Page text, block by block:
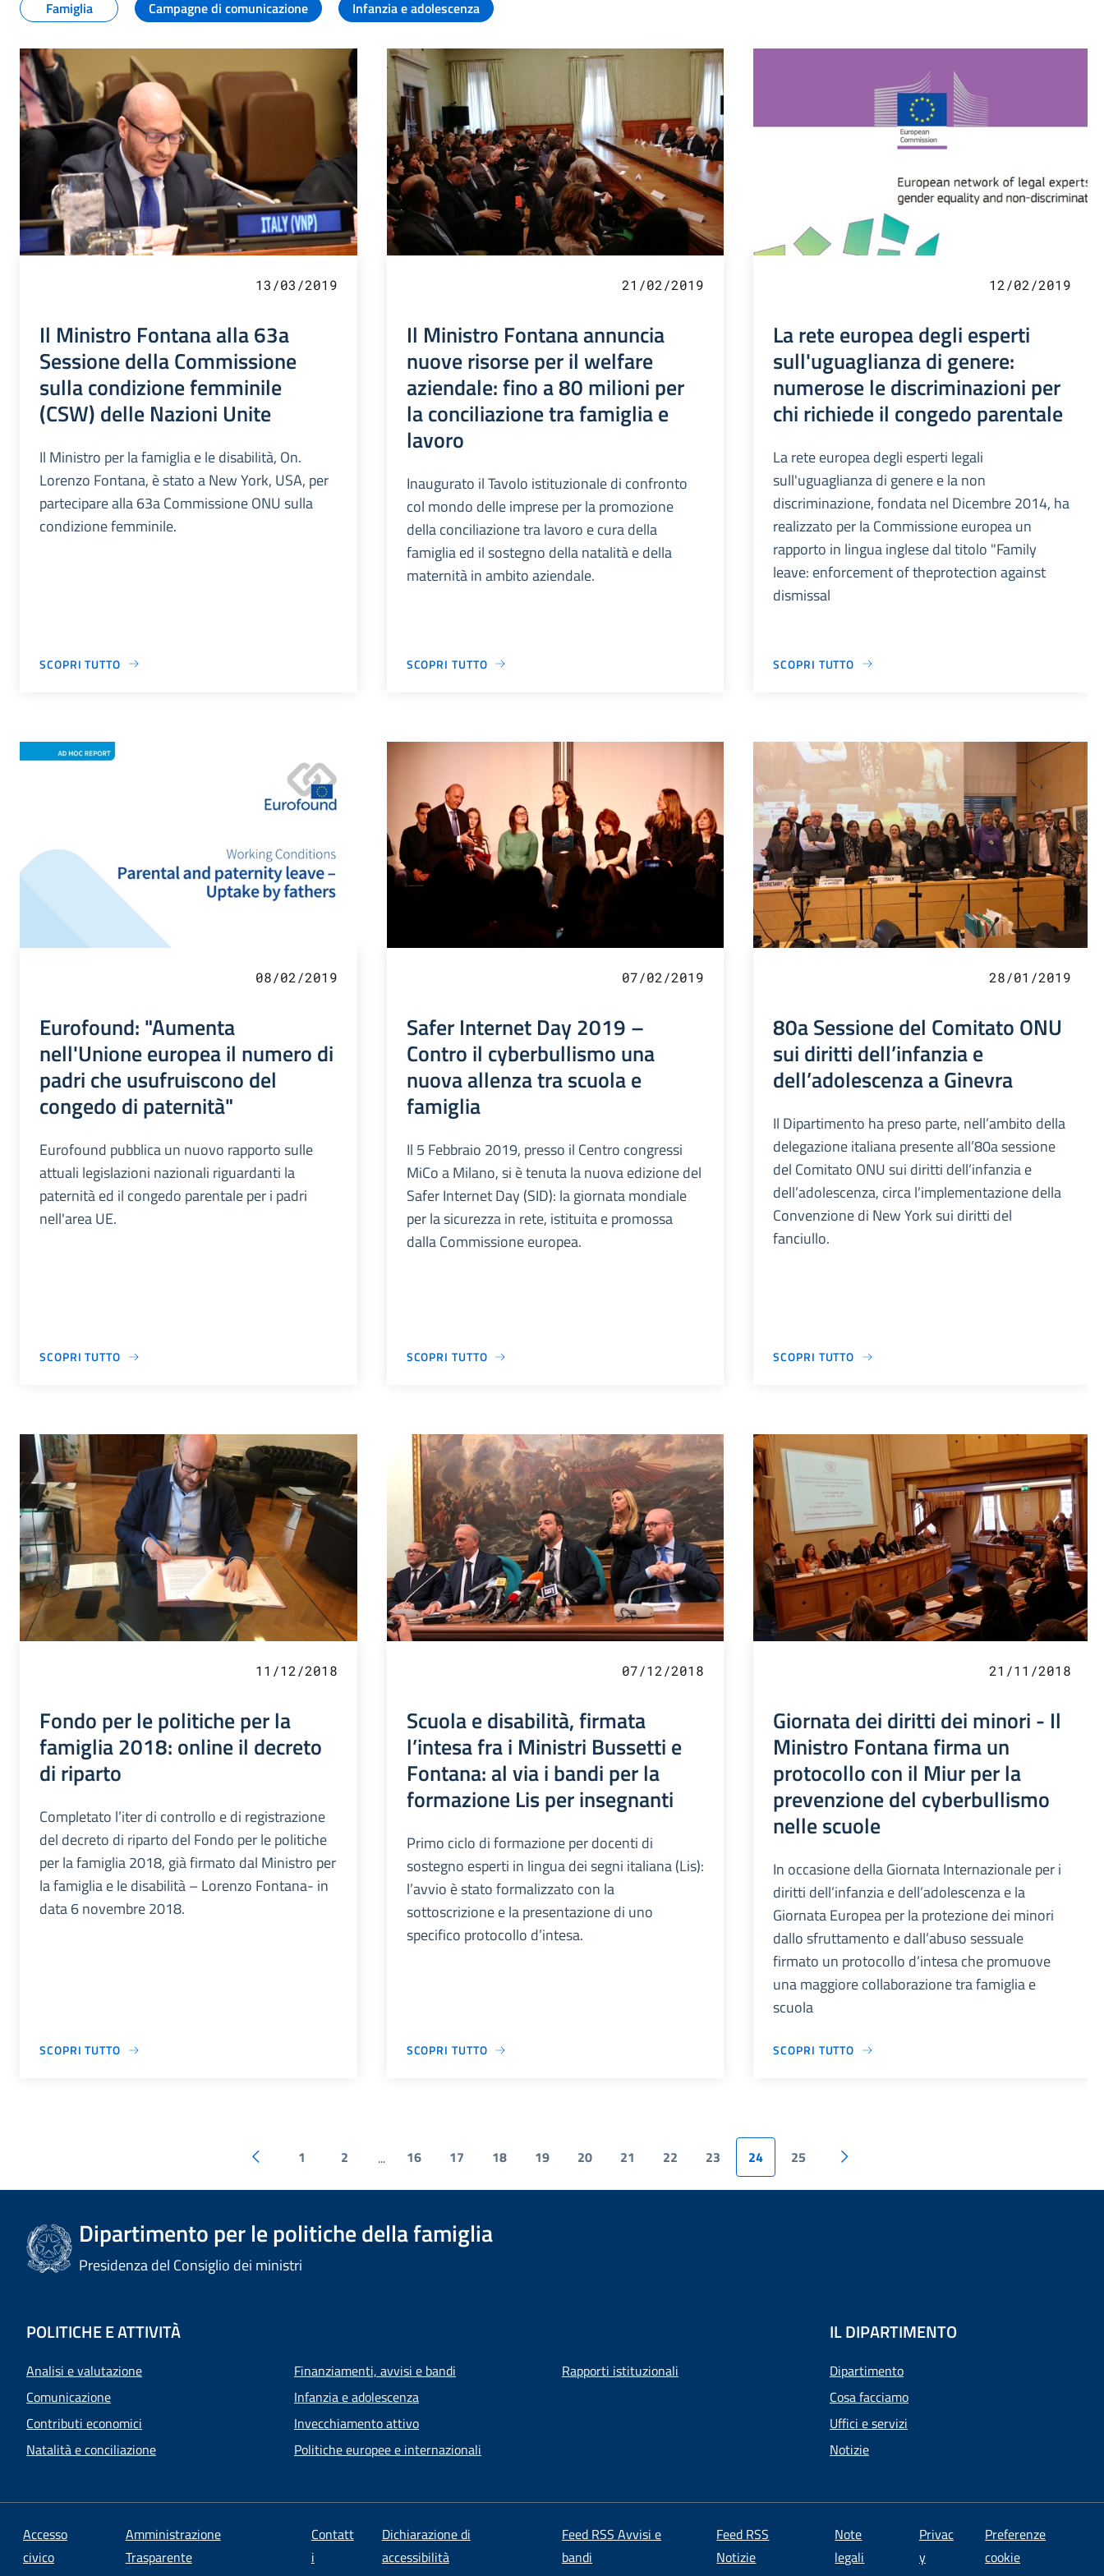
Famiglia
Campagne di comunicazione Infanzia e adolescenza
13/03/2019
Il Ministro Fontana alla 63a
Sessione della Commissione
sulla condizione femminile
(CSW) delle Nazioni Unite
Il Ministro per la famiglia e le disabilità, On.
Lorenzo Fontana, è stato a New York, USA, per
partecipare alla 63a Commissione ONU sulla
condizione femminile.
SCOPRI TUTTO
21/02/2019
Il Ministro Fontana annuncia
nuove risorse per il welfare
aziendale: fino a 80 milioni per
la conciliazione tra famiglia e
lavoro
Inaugurato il Tavolo istituzionale di confronto
col mondo delle imprese per la promozione
della conciliazione tra lavoro e cura della
famiglia ed il sostegno della natalità e della
maternità in ambito aziendale.
SCOPRI TUTTO
12/02/2019
La rete europea degli esperti
sull'uguaglianza di genere:
numerose le discriminazioni per
chi richiede il congedo parentale
La rete europea degli esperti legali
sull'uguaglianza di genere e la non
discriminazione, fondata nel Dicembre 2014, ha
realizzato per la Commissione europea un
rapporto in lingua inglese dal titolo "Family
leave: enforcement of theprotection against
dismissal
SCOPRI TUTTO
08/02/2019
Eurofound: "Aumenta
nell'Unione europea il numero di
padri che usufruiscono del
congedo di paternità"
Eurofound pubblica un nuovo rapporto sulle
attuali legislazioni nazionali riguardanti la
paternità ed il congedo parentale per i padri
nell'area UE.
SCOPRI TUTTO
07/02/2019
Safer Internet Day 2019 –
Contro il cyberbullismo una
nuova allenza tra scuola e
famiglia
Il 5 Febbraio 2019, presso il Centro congressi
MiCo a Milano, si è tenuta la nuova edizione del
Safer Internet Day (SID): la giornata mondiale
per la sicurezza in rete, istituita e promossa
dalla Commissione europea.
SCOPRI TUTTO
28/01/2019
80a Sessione del Comitato ONU
sui diritti dell’infanzia e
dell’adolescenza a Ginevra
Il Dipartimento ha preso parte, nell’ambito della
delegazione italiana presente all’80a sessione
del Comitato ONU sui diritti dell’infanzia e
dell’adolescenza, circa l’implementazione della
Convenzione di New York sui diritti del
fanciullo.
SCOPRI TUTTO
11/12/2018
Fondo per le politiche per la
famiglia 2018: online il decreto
di riparto
Completato l’iter di controllo e di registrazione
del decreto di riparto del Fondo per le politiche
per la famiglia 2018, già firmato dal Ministro per
la famiglia e le disabilità – Lorenzo Fontana- in
data 6 novembre 2018.
SCOPRI TUTTO
07/12/2018
Scuola e disabilità, firmata
l’intesa fra i Ministri Bussetti e
Fontana: al via i bandi per la
formazione Lis per insegnanti
Primo ciclo di formazione per docenti di
sostegno esperti in lingua dei segni italiana (Lis):
l’avvio è stato formalizzato con la
sottoscrizione e la presentazione di uno
specifico protocollo d’intesa.
SCOPRI TUTTO
21/11/2018
Giornata dei diritti dei minori - Il
Ministro Fontana firma un
protocollo con il Miur per la
prevenzione del cyberbullismo
nelle scuole
In occasione della Giornata Internazionale per i
diritti dell’infanzia e dell’adolescenza e la
Giornata Europea per la protezione dei minori
dallo sfruttamento e dall’abuso sessuale
firmato un protocollo d’intesa che promuove
una maggiore collaborazione tra famiglia e
scuola
SCOPRI TUTTO
1 2 ... 16 17 18 19 20 21 22 23 24 25
Dipartimento per le politiche della famiglia
Presidenza del Consiglio dei ministri
POLITICHE E ATTIVITÀ
Analisi e valutazione
Comunicazione
Contributi economici
Natalità e conciliazione
Finanziamenti, avvisi e bandi
Infanzia e adolescenza
Invecchiamento attivo
Politiche europee e internazionali
Rapporti istituzionali
IL DIPARTIMENTO
Dipartimento
Cosa facciamo
Uffici e servizi
Notizie
Accesso
civico
Amministrazione
Trasparente
Contatt
i
Dichiarazione di
accessibilità
Feed RSS Avvisi e
bandi
Feed RSS
Notizie
Note
legali
Privac
y
Preferenze
cookie